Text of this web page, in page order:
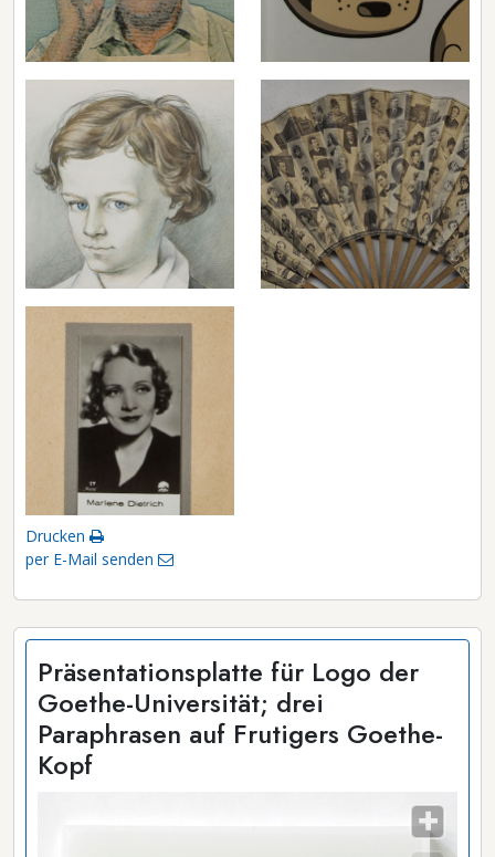
Drucken
per E-Mail senden
Präsentationsplatte für Logo der
Goethe-Universität; drei
Paraphrasen auf Frutigers Goethe-
Kopf